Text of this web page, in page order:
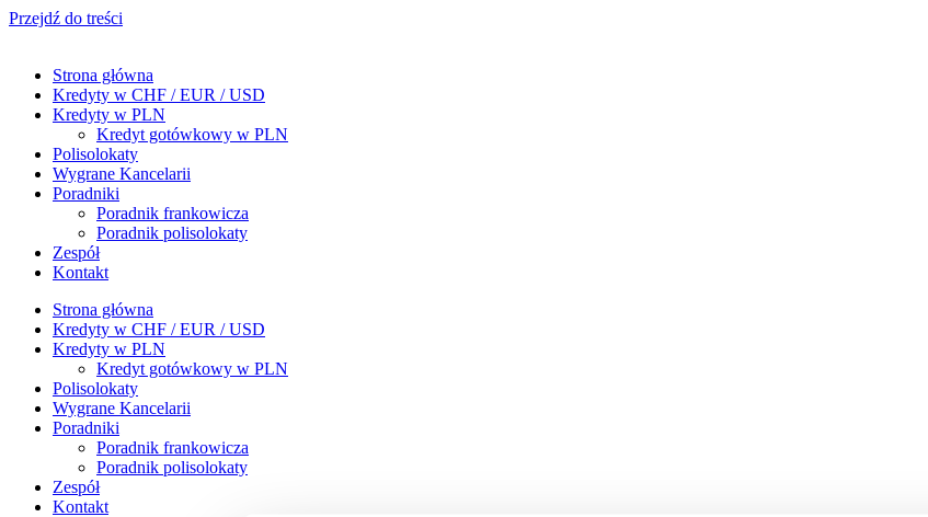
Przejdź do treści
Strona główna
Kredyty w CHF / EUR / USD
Kredyty w PLN
Kredyt gotówkowy w PLN
Polisolokaty
Wygrane Kancelarii
Poradniki
Poradnik frankowicza
Poradnik polisolokaty
Zespół
Kontakt
Strona główna
Kredyty w CHF / EUR / USD
Kredyty w PLN
Kredyt gotówkowy w PLN
Polisolokaty
Wygrane Kancelarii
Poradniki
Poradnik frankowicza
Poradnik polisolokaty
Zespół
Kontakt